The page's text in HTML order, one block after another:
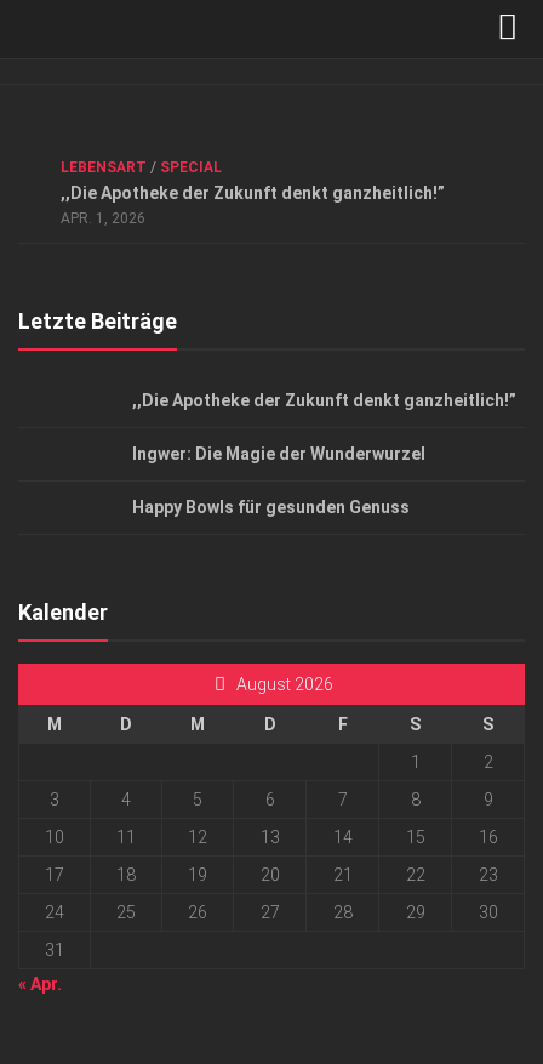
Datenschutzerklärung
Top Magazin Dresden / Ostsachsen
LEBENSART / SPECIAL
,,Die Apotheke der Zukunft denkt ganzheitlich!”
APR. 1, 2026
Letzte Beiträge
,,Die Apotheke der Zukunft denkt ganzheitlich!”
Ingwer: Die Magie der Wunderwurzel
Happy Bowls für gesunden Genuss
Kalender
August 2026
M D M D F S
S
1
2
3
4 5 6 7 8
9
10
11 12 13 14 15
16
17
18 19 20 21 22
23
24
25 26 27 28 29
30
31
« Apr.